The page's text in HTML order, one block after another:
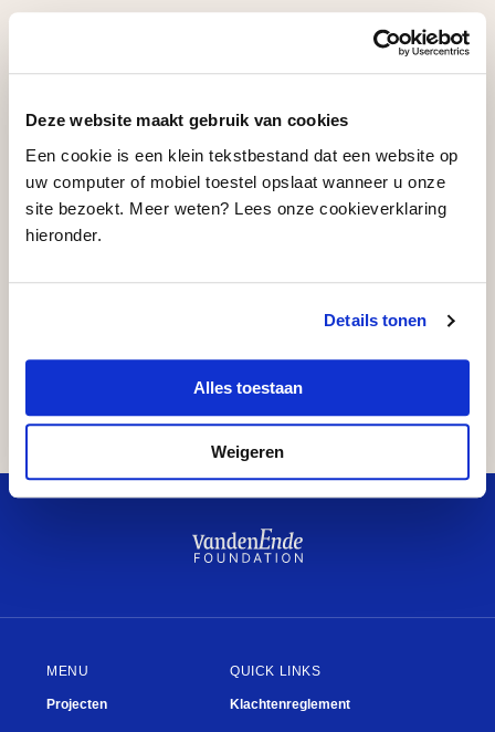
Deze website maakt gebruik van cookies
Een cookie is een klein tekstbestand dat een website op
uw computer of mobiel toestel opslaat wanneer u onze
site bezoekt. Meer weten? Lees onze cookieverklaring
hieronder.
Details tonen
Alles toestaan
Weigeren
De tentoonstelling ‘Ja, ik wil!’ wordt mede mogelijk
gemaakt door het Blockbusterfonds: een
VSBfonds
deVriendenloterij.
…
Mooi
Badkuip
What’s next?
De Junior Company
Plein
Kwisje
MENU
Projecten
QUICK LINKS
Klachtenreglement